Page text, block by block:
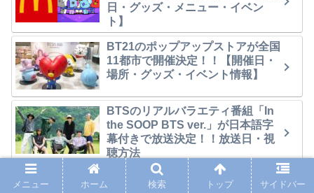
日・グッズ・メニュー・イベン
ト】
BT21のポップアップストアが全国
11都市で開催決定！！【開催日・
場所・グッズ・イベント情報】
BTSのリアルバラエティ番組「In
the SOOP BTS ver.」が日本語字
幕付きで放送決定！！放送日・視
聴方法
BTSとカルバン・クラインのコラ
メニュー ホーム 検索 トップ サイドバー